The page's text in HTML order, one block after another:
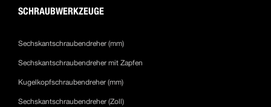
SCHRAUBWERKZEUGE
Sechskantschraubendreher (mm)
Sechskantschraubendreher mit Zapfen
Kugelkopfschraubendreher (mm)
Sechskantschraubendreher (Zoll)